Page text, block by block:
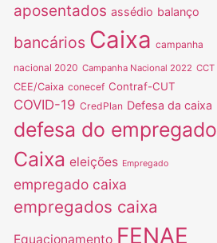
aposentados assédio balanço
bancários Caixa campanha
nacional 2020 Campanha Nacional 2022 CCT
CEE/Caixa conecef Contraf-CUT
COVID-19 CredPlan Defesa da caixa
defesa do empregado
Caixa eleições Empregado
empregado caixa
empregados caixa
Equacionamento FENAE